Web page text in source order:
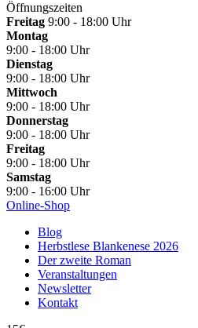
Öffnungszeiten
Freitag 9:00 - 18:00 Uhr
Montag
9:00 - 18:00 Uhr
Dienstag
9:00 - 18:00 Uhr
Mittwoch
9:00 - 18:00 Uhr
Donnerstag
9:00 - 18:00 Uhr
Freitag
9:00 - 18:00 Uhr
Samstag
9:00 - 16:00 Uhr
Online-Shop
Blog
Herbstlese Blankenese 2026
Der zweite Roman
Veranstaltungen
Newsletter
Kontakt